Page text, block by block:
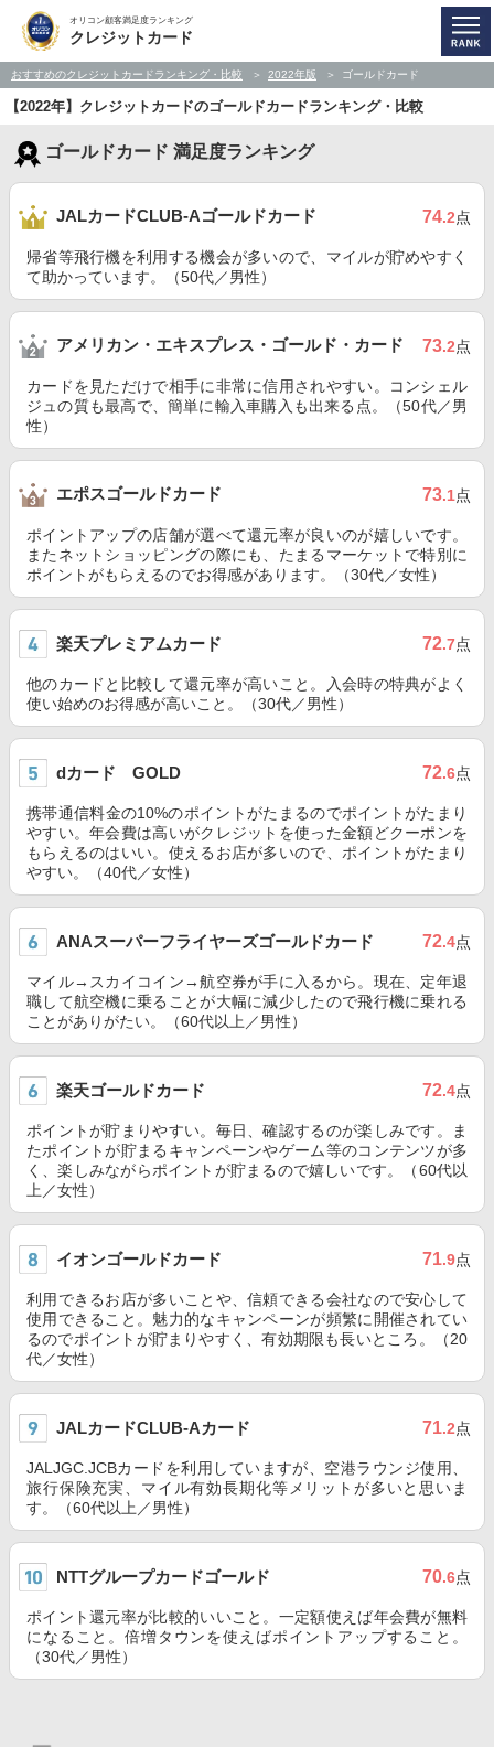
オリコン顧客満足度ランキング
クレジットカード
おすすめのクレジットカードランキング・比較 2022年版 ゴールドカード
【2022年】クレジットカードのゴールドカードランキング・比較
ゴールドカード 満足度ランキング
JALカードCLUB-Aゴールドカード 74.2点
帰省等飛行機を利用する機会が多いので、マイルが貯めやすく
て助かっています。（50代／男性）
アメリカン・エキスプレス・ゴールド・カード 73.2点
カードを見ただけで相手に非常に信用されやすい。コンシェル
ジュの質も最高で、簡単に輸入車購入も出来る点。（50代／男
性）
エポスゴールドカード 73.1点
ポイントアップの店舗が選べて還元率が良いのが嬉しいです。
またネットショッピングの際にも、たまるマーケットで特別に
ポイントがもらえるのでお得感があります。（30代／女性）
楽天プレミアムカード 72.7点
他のカードと比較して還元率が高いこと。入会時の特典がよく
使い始めのお得感が高いこと。（30代／男性）
dカード GOLD 72.6点
携帯通信料金の10%のポイントがたまるのでポイントがたまり
やすい。年会費は高いがクレジットを使った金額どクーポンを
もらえるのはいい。使えるお店が多いので、ポイントがたまり
やすい。（40代／女性）
ANAスーパーフライヤーズゴールドカード 72.4点
マイル→スカイコイン→航空券が手に入るから。現在、定年退
職して航空機に乗ることが大幅に減少したので飛行機に乗れる
ことがありがたい。（60代以上／男性）
楽天ゴールドカード 72.4点
ポイントが貯まりやすい。毎日、確認するのが楽しみです。ま
たポイントが貯まるキャンペーンやゲーム等のコンテンツが多
く、楽しみながらポイントが貯まるので嬉しいです。（60代以
上／女性）
イオンゴールドカード 71.9点
利用できるお店が多いことや、信頼できる会社なので安心して
使用できること。魅力的なキャンペーンが頻繁に開催されてい
るのでポイントが貯まりやすく、有効期限も長いところ。（20
代／女性）
JALカードCLUB-Aカード 71.2点
JALJGC.JCBカードを利用していますが、空港ラウンジ使用、
旅行保険充実、マイル有効長期化等メリットが多いと思いま
す。（60代以上／男性）
NTTグループカードゴールド 70.6点
ポイント還元率が比較的いいこと。一定額使えば年会費が無料
になること。倍増タウンを使えばポイントアップすること。
（30代／男性）